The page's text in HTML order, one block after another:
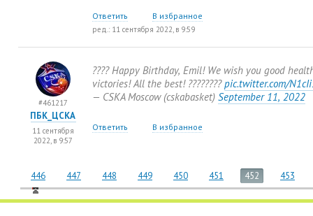
Ответить В избранное
ред.: 11 сентября 2022, в 9:59
???? Happy Birthday, Emil! We wish you good
victories! All the best! ????????pic.twitter.com/
— CSKA Moscow (cskabasket) September 11, 2022
Ответить В избранное
#461217
ПБК_ЦСКА
11 сентября
2022, в 9:57
446 447 448 449 450 451 452 453